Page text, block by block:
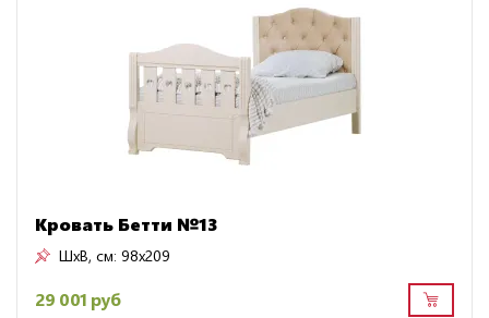
Кровать Бетти №13
ШxВ, см: 98x209
29 001 руб